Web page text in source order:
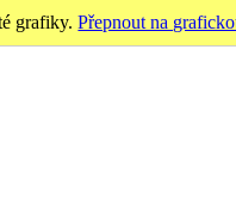
grafiky.Přepnout na